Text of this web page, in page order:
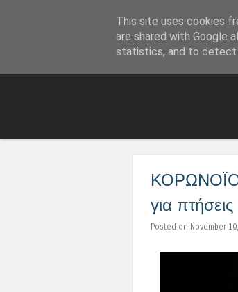
LoNinja.gr
για
Posted on November
This site uses cookies
are shared with Google
statistics, and to detect